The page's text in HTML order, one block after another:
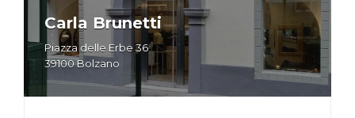
Carla Brunetti
Piazza delle Erbe 36
39100 Bolzano